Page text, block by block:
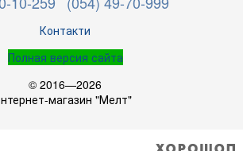
Контакти
Полная версия сайта
© 2016—2026
магазин "Мелт"